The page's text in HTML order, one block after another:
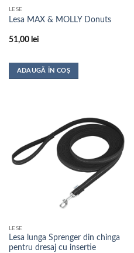
produsului.
LESE
Lesa MAX & MOLLY Donuts
51,00 lei
ADAUGĂ ÎN COȘ
LESE
Lesa lunga Sprenger din chinga
pentru dresaj cu insertie